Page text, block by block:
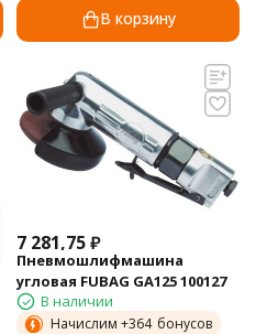
В корзину
7 281,75₽
Пневмошлифмашина
угловая FUBAG GA125 100127
В наличии
Начислим +364 бонусов